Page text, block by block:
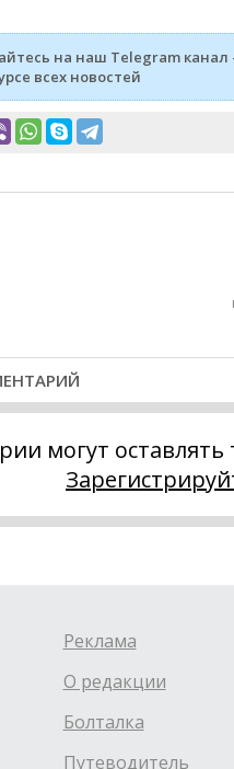
на наш Telegram канал
всех новостей
могут
Реклама
О редакции
Болталка
Путеводитель